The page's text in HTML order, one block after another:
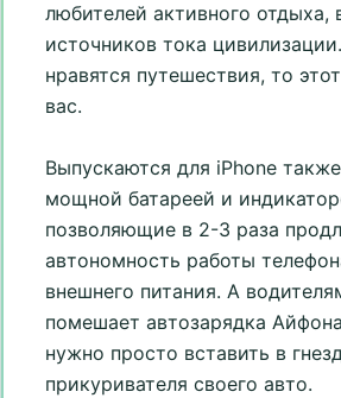
любителей активного отдыха,
источников тока
нравятся путешествия, то
вас.
Выпускаются для iPhone
мощной батареей и
позволяющие в 2-3 раза
автономность работы
внешнего питания. А
помешает автозарядка
нужно просто вставить в
прикуривателя своего авто.